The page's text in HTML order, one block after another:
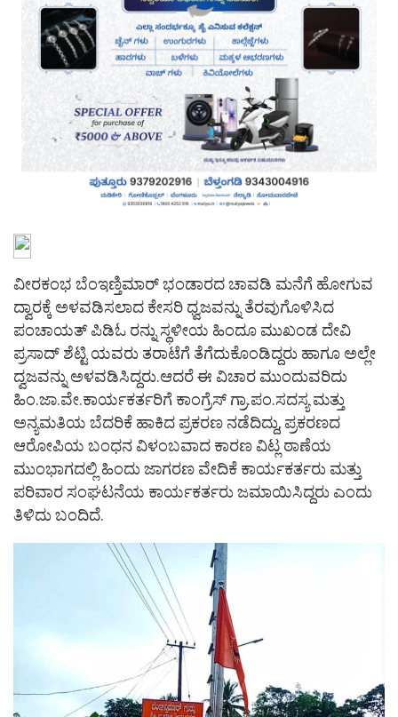
ವೀರಕಂಭ ಬೆಂಇಣ್ತಿಮಾರ್ ಭಂಡಾರದ ಚಾವಡಿ ಮನೆಗೆ ಹೋಗುವ
ದ್ವಾರಕ್ಕೆ ಅಳವಡಿಸಲಾದ ಕೇಸರಿ ಧ್ವಜವನ್ನು ತೆರವುಗೊಳಿಸಿದ
ಪಂಚಾಯತ್ ಪಿಡಿಓ ರನ್ನು ಸ್ಥಳೀಯ ಹಿಂದೂ ಮುಖಂಡ ದೇವಿ
ಪ್ರಸಾದ್ ಶೆಟ್ಟಿ ಯವರು ತರಾಟೆಗೆ ತೆಗೆದುಕೊಂಡಿದ್ದರು ಹಾಗೂ ಅಲ್ಲೇ
ದ್ವಜವನ್ನು ಅಳವಡಿಸಿದ್ದರು.ಆದರೆ ಈ ವಿಚಾರ ಮುಂದುವರಿದು
ಹಿಂ.ಜಾ.ವೇ.ಕಾರ್ಯಕರ್ತರಿಗೆ ಕಾಂಗ್ರೆಸ್ ಗ್ರಾ.ಪಂ.ಸದಸ್ಯ ಮತ್ತು
ಅನ್ಯಮತಿಯ ಬೆದರಿಕೆ ಹಾಕಿದ ಪ್ರಕರಣ ನಡೆದಿದ್ದು, ಪ್ರಕರಣದ
ಆರೋಪಿಯ ಬಂಧನ ವಿಳಂಬವಾದ ಕಾರಣ ವಿಟ್ಲ ಠಾಣೆಯ
ಮುಂಭಾಗದಲ್ಲಿ ಹಿಂದು ಜಾಗರಣ ವೇದಿಕೆ ಕಾರ್ಯಕರ್ತರು ಮತ್ತು
ಪರಿವಾರ ಸಂಘಟನೆಯ ಕಾರ್ಯಕರ್ತರು ಜಮಾಯಿಸಿದ್ದರು ಎಂದು
ತಿಳಿದು ಬಂದಿದೆ.